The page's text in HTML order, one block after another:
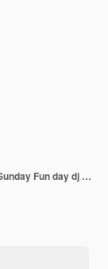
Шаблон сообщения в социальных сетях Sunday Fun day dj club party